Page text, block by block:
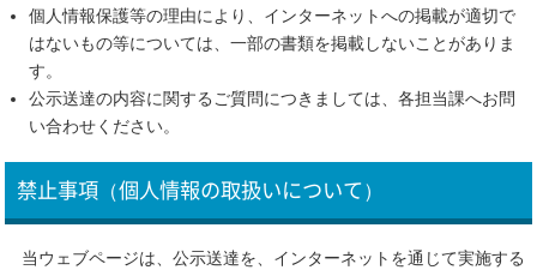
個人情報保護等の理由により、インターネットへの掲載が適切で
はないもの等については、一部の書類を掲載しないことがありま
す。
公示送達の内容に関するご質問につきましては、各担当課へお問
い合わせください。
禁止事項（個人情報の取扱いについて）
当ウェブページは、公示送達を、インターネットを通じて実施する